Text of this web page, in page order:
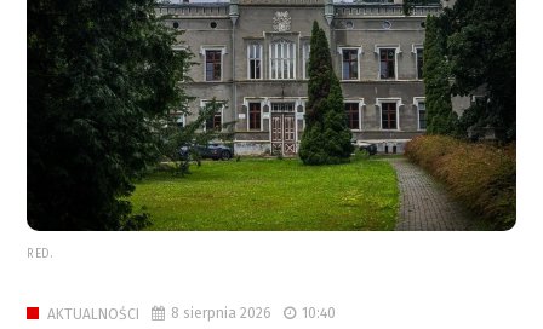
RED.
AKTUALNOŚCI 8 sierpnia 2026 10:40